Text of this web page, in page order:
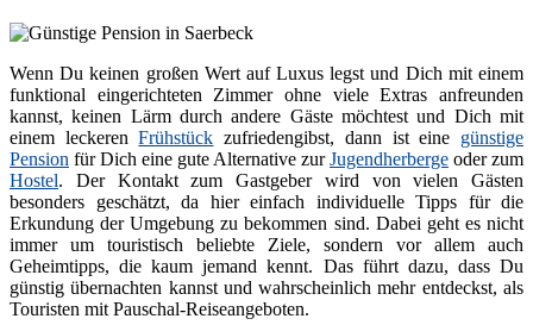
Wenn Du keinen großen Wert auf Luxus legst und Dich mit einem
funktional eingerichteten Zimmer ohne viele Extras anfreunden
kannst, keinen Lärm durch andere Gäste möchtest und Dich mit
einem leckerenFrühstück zufriedengibst, dann ist eine günstige
Pension für Dich eine gute Alternative zurJugendherberge oder zum
Hostel. Der Kontakt zum Gastgeber wird von vielen Gästen
besonders geschätzt, da hier einfach individuelle Tipps für die
Erkundung der Umgebung zu bekommen sind. Dabei geht es nicht
immer um touristisch beliebte Ziele, sondern vor allem auch
Geheimtipps, die kaum jemand kennt. Das führt dazu, dass Du
günstig übernachten kannst und wahrscheinlich mehr entdeckst, als
Touristen mit Pauschal-Reiseangeboten.